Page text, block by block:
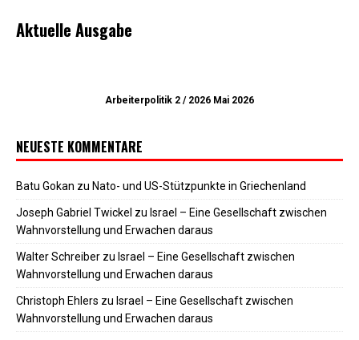
Aktuelle Ausgabe
Arbeiterpolitik 2 / 2026 Mai 2026
NEUESTE KOMMENTARE
Batu Gokan zu Nato- und US-Stützpunkte in Griechenland
Joseph Gabriel Twickel zu Israel – Eine Gesellschaft zwischen
Wahnvorstellung und Erwachen daraus
Walter Schreiber zu Israel – Eine Gesellschaft zwischen
Wahnvorstellung und Erwachen daraus
Christoph Ehlers zu Israel – Eine Gesellschaft zwischen
Wahnvorstellung und Erwachen daraus